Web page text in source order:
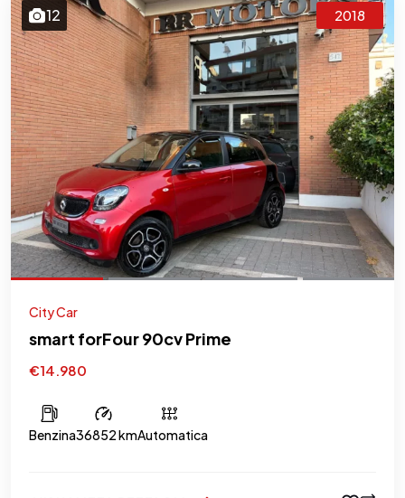
12 2018
City Car
smart forFour 90cv Prime
€14.980
Benzina36852 kmAutomatica